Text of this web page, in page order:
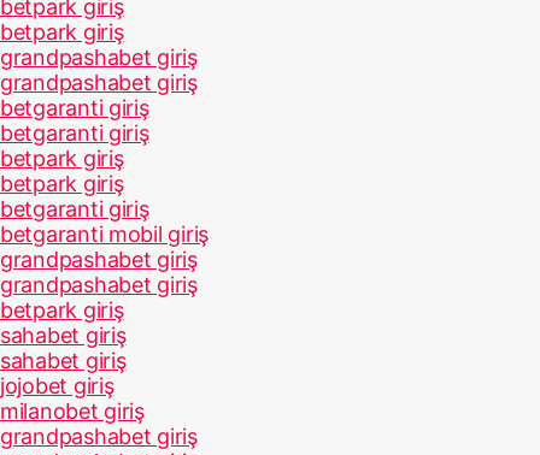
betpark giriş
betpark giriş
grandpashabet giriş
grandpashabet giriş
betgaranti giriş
betgaranti giriş
betpark giriş
betpark giriş
betgaranti giriş
betgaranti mobil giriş
grandpashabet giriş
grandpashabet giriş
betpark giriş
sahabet giriş
sahabet giriş
jojobet giriş
milanobet giriş
grandpashabet giriş